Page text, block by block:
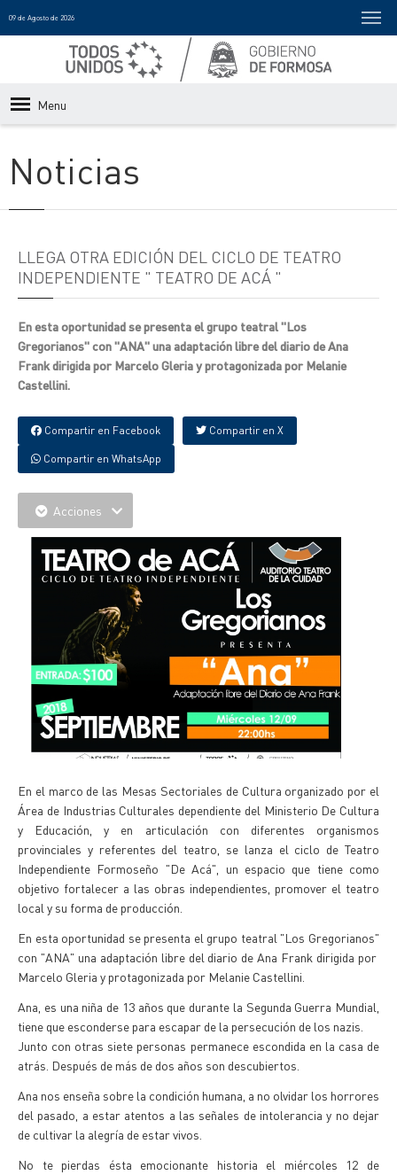
09 de Agosto de 2026
Menu
Noticias
LLEGA OTRA EDICIÓN DEL CICLO DE TEATRO
INDEPENDIENTE " TEATRO DE ACÁ "
En esta oportunidad se presenta el grupo teatral "Los
Gregorianos" con "ANA" una adaptación libre del diario de Ana
Frank dirigida por Marcelo Gleria y protagonizada por Melanie
Castellini.
Compartir en Facebook Compartir en X
Compartir en WhatsApp
Acciones
En el marco de las Mesas Sectoriales de Cultura organizado por el
Área de Industrias Culturales dependiente del Ministerio De Cultura
y Educación, y en articulación con diferentes organismos
provinciales y referentes del teatro, se lanza el ciclo de Teatro
Independiente Formoseño "De Acá", un espacio que tiene como
objetivo fortalecer a las obras independientes, promover el teatro
local y su forma de producción.
En esta oportunidad se presenta el grupo teatral "Los Gregorianos"
con "ANA" una adaptación libre del diario de Ana Frank dirigida por
Marcelo Gleria y protagonizada por Melanie Castellini.
Ana, es una niña de 13 años que durante la Segunda Guerra Mundial,
tiene que esconderse para escapar de la persecución de los nazis.
Junto con otras siete personas permanece escondida en la casa de
atrás. Después de más de dos años son descubiertos.
Ana nos enseña sobre la condición humana, a no olvidar los horrores
del pasado, a estar atentos a las señales de intolerancia y no dejar
de cultivar la alegría de estar vivos.
No te pierdas ésta emocionante historia el miércoles 12 de